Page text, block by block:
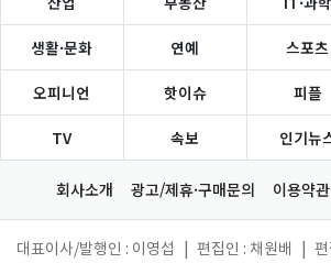
생활·문화 연예 스포츠
오피니언 핫이슈 피플
TV 속보 인기뉴
회사소개 광고/제휴·구매문의 이용약
대표이사/발행인 : 이영섭 편집인 : 채원배